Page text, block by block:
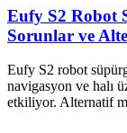
Eufy S2 Robot
Sorunlar ve
Eufy S2 robot
navigasyon ve halı
etkiliyor. Alternatif